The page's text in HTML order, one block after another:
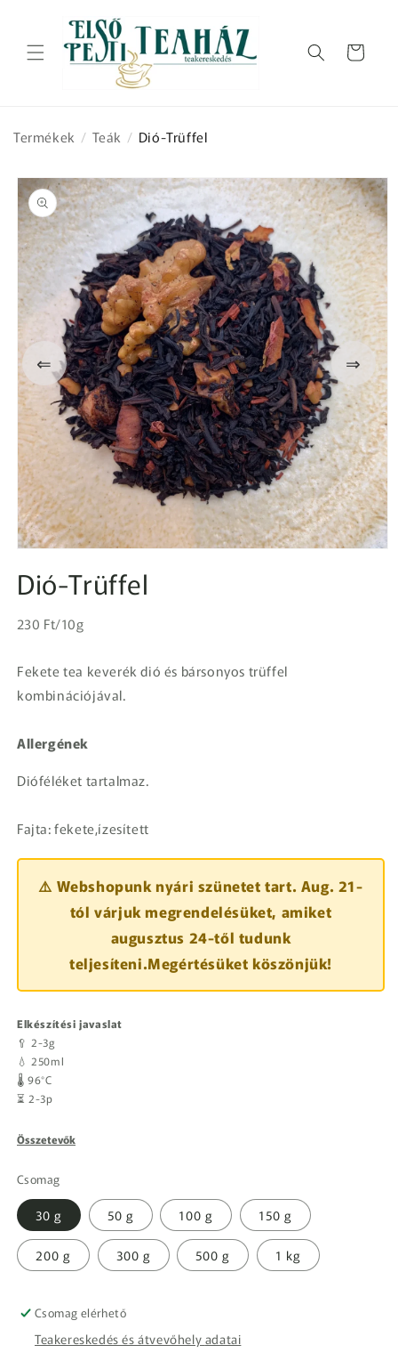
tartalomhoz
Kosár
Termékek / Teák / Dió-Trüffel
⇐
Kihagyás, és
ugrás a
termékadatokra
megnyitása
a
párbeszédpanelen
⇒
Dió-Trüffel
Normál
Egységár
230 Ft/10g
Fekete tea keverék dió és bársonyos trüffel
kombinációjával.
Allergének
Dióféléket tartalmaz.
Fajta: fekete,ízesített
⚠️ Webshopunk nyári szünetet tart. Aug. 21-
tól várjuk megrendelésüket, amiket
augusztus 24-től tudunk
teljesíteni.Megértésüket köszönjük!
Elkészítési javaslat
🥄 2-3g
💧 250ml
🌡️ 96°C
⏳ 2-3p
Összetevők
Csomag
30 g 50 g 100 g 150 g
200 g 300 g 500 g 1 kg
Csomag elérhető
Teakereskedés és átvevőhely adatai